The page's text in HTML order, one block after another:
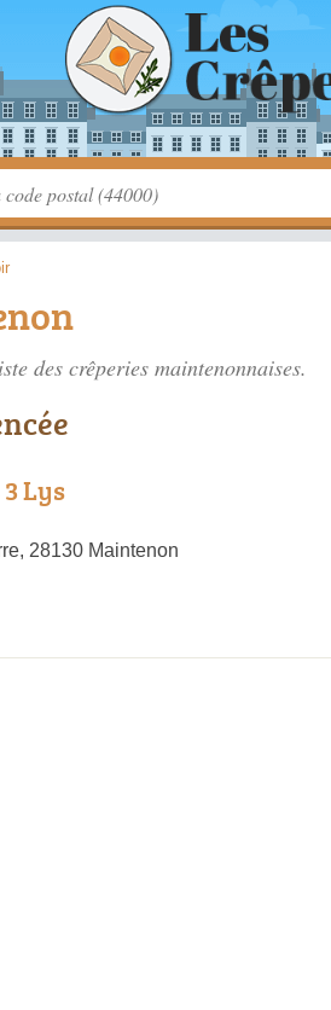
des crêperies maintenonnaises.
Lys
28130 Maintenon